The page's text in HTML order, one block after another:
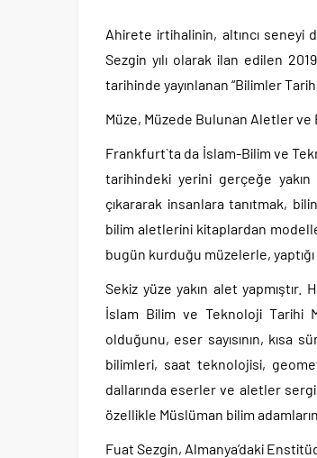
Ahirete irtihalinin, altıncı seneyi
Sezgin yılı olarak ilan edilen
tarihinde yayınlanan “Bilimler
Müze, Müzede Bulunan Aletler ve
Frankfurt`ta da İslam-Bilim ve
tarihindeki yerini gerçeğe
çıkararak insanlara tanıtmak,
bilim aletlerini kitaplardan
bugün kurduğu müzelerle,
Sekiz yüze yakın alet
İslam Bilim ve Teknoloji Tarihi
olduğunu, eser sayısının, kısa
bilimleri, saat teknolojisi,
dallarında eserler ve aletler
özellikle Müslüman bilim
Fuat Sezgin, Almanya’daki